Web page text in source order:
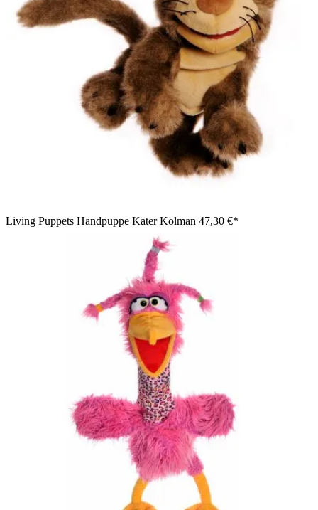
Living Puppets Handpuppe Kater Kolman 47,30 €*